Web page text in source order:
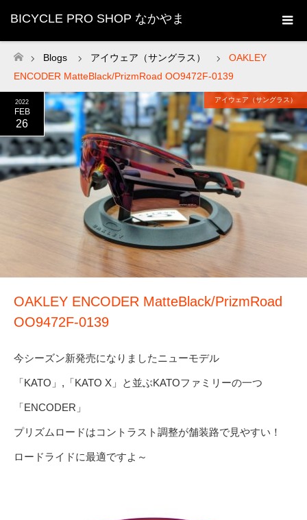
BICYCLE PRO SHOP なかやま
ホーム
Blogs アイウェア（サングラス）
OAKLEY
ENCODER MatteBlack/PrizmRoad OO9472F-0139
2022
FEB
26
アイウェア（サングラス）
OAKLEY ENCODER MatteBlack/PrizmRoad
OO9472F-0139
今シーズン新発売になりましたニューモデル
「KATO」,「KATO X」と並ぶKATOファミリーの一つ
「ENCODER」
プリズムロードはコントラスト調整が舗装路で見やすい！
ロードライドに最適ですよ～